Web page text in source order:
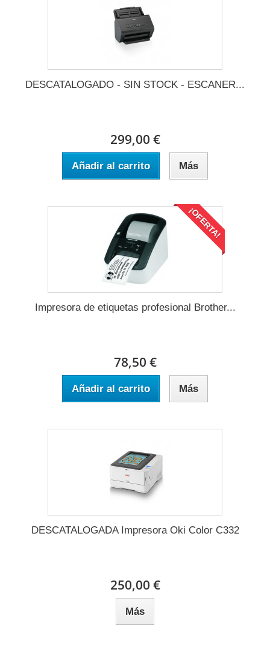
DESCATALOGADO - SIN STOCK - ESCANER...
299,00 €
Añadir al carrito Más
¡OFERTA!
Impresora de etiquetas profesional Brother...
78,50 €
Añadir al carrito Más
DESCATALOGADA Impresora Oki Color C332
250,00 €
Más